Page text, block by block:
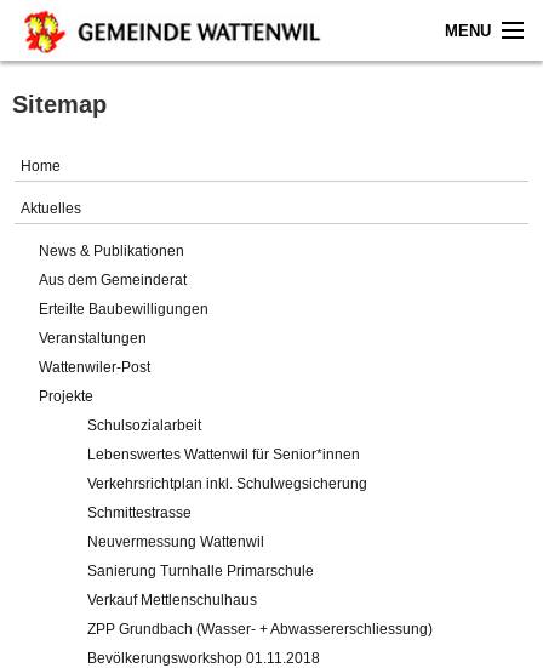
MENU
Home
Gemeinde
Verwaltung
Online-Service
Impressum
Sitemap
Home
Aktuelles
News & Publikationen
Aus dem Gemeinderat
Erteilte Baubewilligungen
Veranstaltungen
Wattenwiler-Post
Projekte
Schulsozialarbeit
Lebenswertes Wattenwil für Senior*innen
Verkehrsrichtplan inkl. Schulwegsicherung
Schmittestrasse
Neuvermessung Wattenwil
Sanierung Turnhalle Primarschule
Verkauf Mettlenschulhaus
ZPP Grundbach (Wasser- + Abwassererschliessung)
Bevölkerungsworkshop 01.11.2018